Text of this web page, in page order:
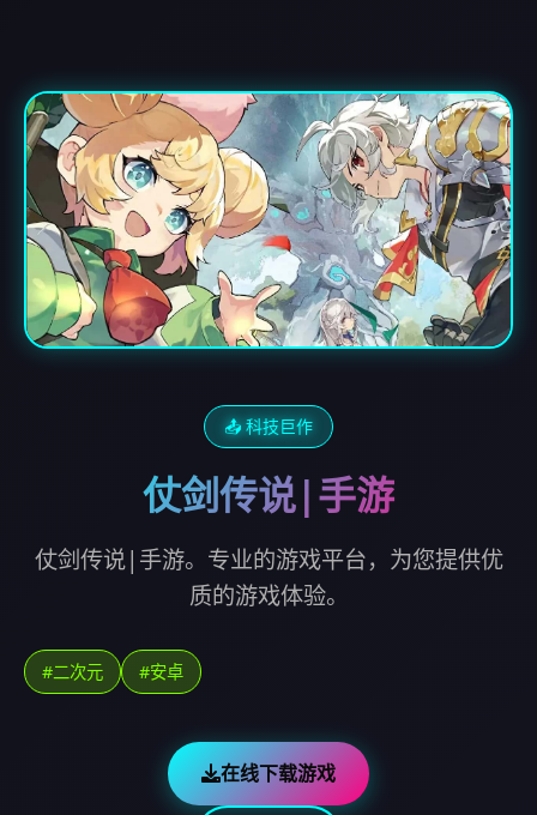
📤 科技巨作
仗剑传说|手游
仗剑传说|手游。专业的游戏平台，为您提供优
质的游戏体验。
#二次元 #安卓
在线下载游戏